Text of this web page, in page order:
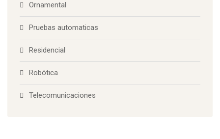
Ornamental
Pruebas automaticas
Residencial
Robótica
Telecomunicaciones